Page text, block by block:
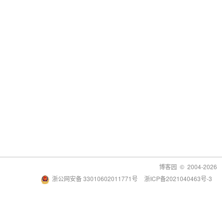
博客园 © 2004-2026
浙公网安备 33010602011771号
浙ICP备2021040463号-3